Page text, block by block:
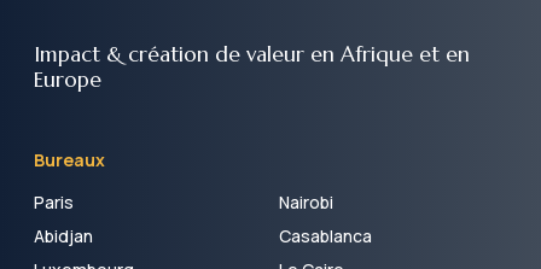
Impact & création de valeur en Afrique et en
Europe
Bureaux
Paris
Nairobi
Abidjan
Casablanca